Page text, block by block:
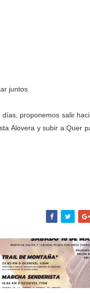
juntos.
proponemos salir
Alovera y subir a Quer